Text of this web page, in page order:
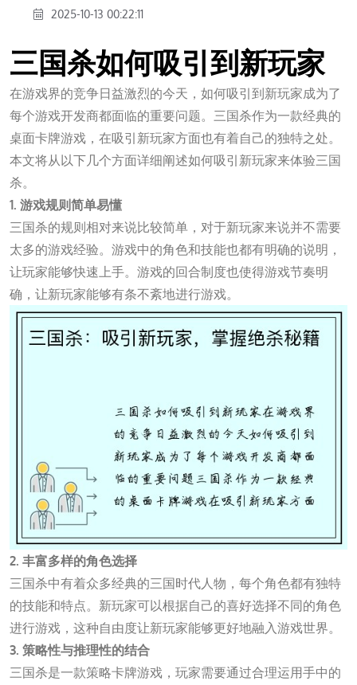
2025-10-13 00:22:11
三国杀如何吸引到新玩家
在游戏界的竞争日益激烈的今天，如何吸引到新玩家成为了
每个游戏开发商都面临的重要问题。三国杀作为一款经典的
桌面卡牌游戏，在吸引新玩家方面也有着自己的独特之处。
本文将从以下几个方面详细阐述如何吸引新玩家来体验三国
杀。
1. 游戏规则简单易懂
三国杀的规则相对来说比较简单，对于新玩家来说并不需要
太多的游戏经验。游戏中的角色和技能也都有明确的说明，
让玩家能够快速上手。游戏的回合制度也使得游戏节奏明
确，让新玩家能够有条不紊地进行游戏。
2. 丰富多样的角色选择
三国杀中有着众多经典的三国时代人物，每个角色都有独特
的技能和特点。新玩家可以根据自己的喜好选择不同的角色
进行游戏，这种自由度让新玩家能够更好地融入游戏世界。
3. 策略性与推理性的结合
三国杀是一款策略卡牌游戏，玩家需要通过合理运用手中的